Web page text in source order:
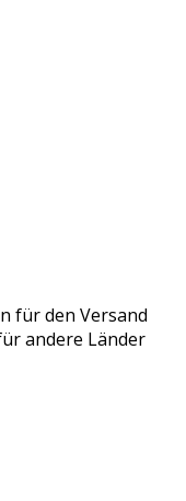
für den Versand
andere Länder